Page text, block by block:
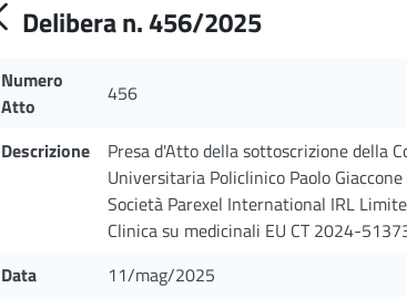
Delibera n. 456/2025
Numero
Atto
456
Descrizione
Presa d'Atto della sottoscrizione della
Universitaria Policlinico Paolo
Società Parexel International IRL
Clinica su medicinali EU CT 2024-
Data
11/mag/2025